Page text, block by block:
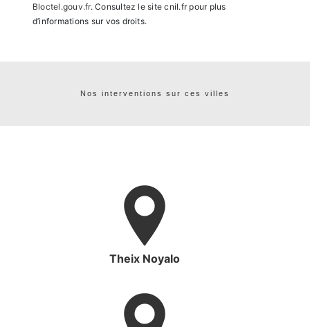
Bloctel.gouv.fr. Consultez le site cnil.fr pour plus
d’informations sur vos droits.
Nos interventions sur ces villes
Theix Noyalo